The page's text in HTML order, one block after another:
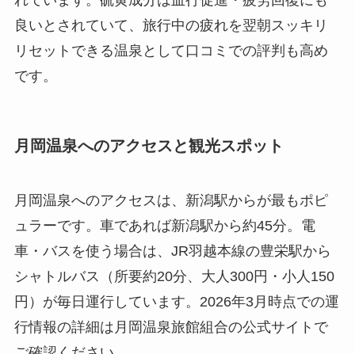
良いとされていて、旅行中の疲れを翌朝スッキリ
リセットできる温泉として口コミでの評判も高め
です。
月岡温泉へのアクセスと観光スポット
月岡温泉へのアクセスは、新潟駅からが最もポピ
ュラーです。車であれば新潟駅から約45分。電
車・バスを使う場合は、JR羽越本線の豊栄駅から
シャトルバス（所要約20分、大人300円・小人150
円）が毎日運行しています。2026年3月時点での運
行情報の詳細は月岡温泉旅館組合の公式サイトで